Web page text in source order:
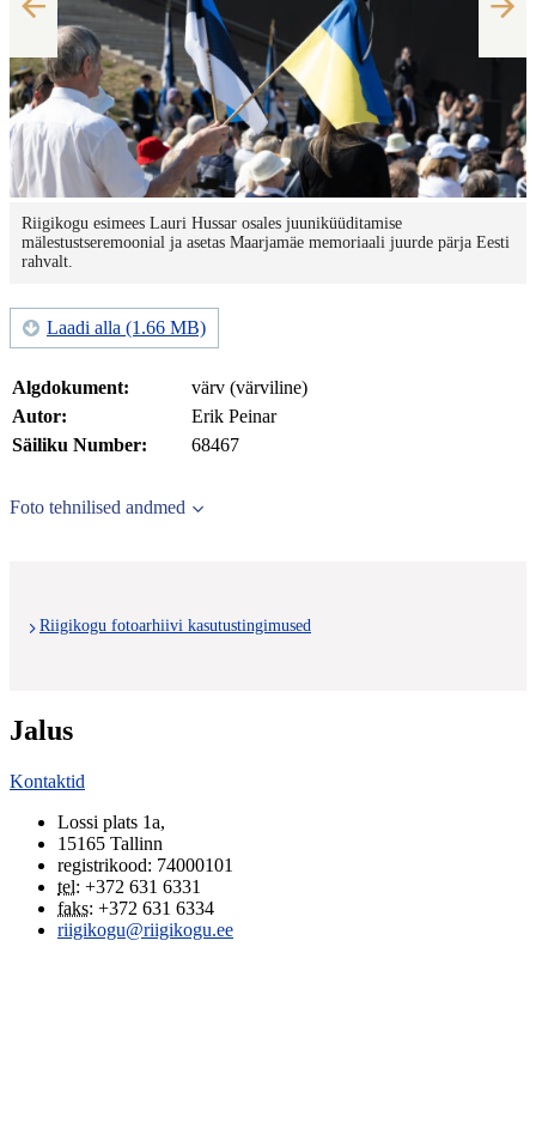
Riigikogu esimees Lauri Hussar osales juuniküüditamise
mälestustseremoonial ja asetas Maarjamäe memoriaali juurde pärja Eesti
rahvalt.
Laadi alla (1.66 MB)
Algdokument:
värv (värviline)
Autor:
Erik Peinar
Säiliku Number:
68467
Foto tehnilised andmed
Riigikogu fotoarhiivi kasutustingimused
Jalus
Kontaktid
Lossi plats 1a,
15165 Tallinn
registrikood: 74000101
tel: +372 631 6331
faks: +372 631 6334
riigikogu@riigikogu.ee